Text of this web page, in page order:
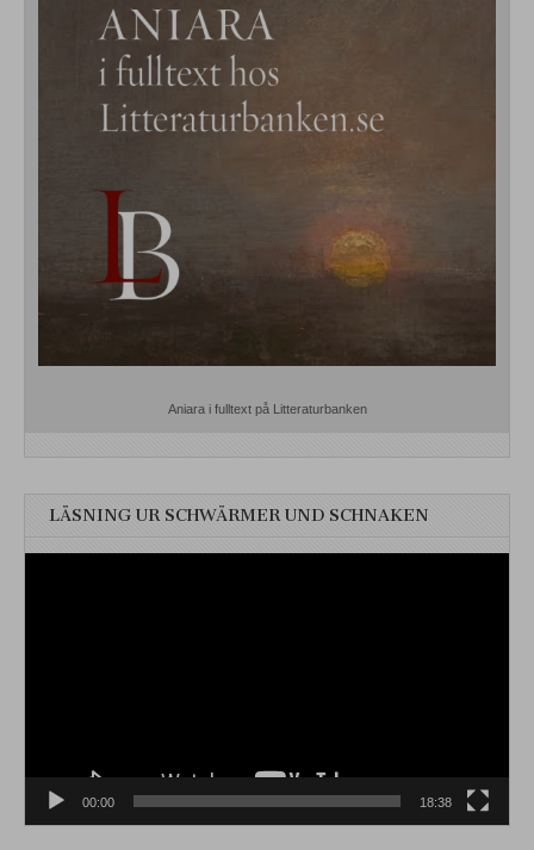
Aniara i fulltext på Litteraturbanken
LÄSNING UR SCHWÄRMER UND SCHNAKEN
00:00 18:38